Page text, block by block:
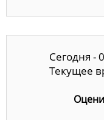
Сегодня -
Текущее